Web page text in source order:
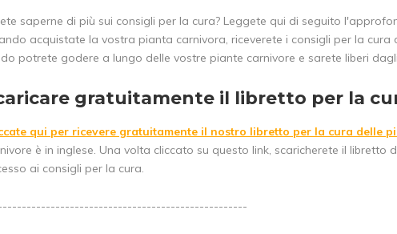
saperne di più sui consigli per la cura? Leggete qui di seguito
acquistate la vostra pianta carnivora, riceverete i consigli per la
potrete godere a lungo delle vostre piante carnivore e sarete liberi
gratuitamente il libretto per la
qui per ricevere gratuitamente il nostro libretto per la cura delle
è in inglese. Una volta cliccato su questo link, scaricherete il libretto
ai consigli per la cura.